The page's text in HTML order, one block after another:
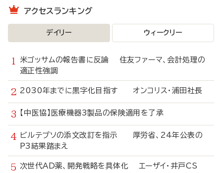
アクセスランキング
デイリー ウィークリー
米ゴッサムの報告書に反論 住友ファーマ、会計処理の
適正性強調
2030年までに黒字化目指す オンコリス・浦田社長
【中医協】医療機器3製品の保険適用を了承
ビルテプソの添文改訂を指示 厚労省、24年公表の
P3結果踏まえ
次世代AD薬、開発戦略を具体化 エーザイ・井戸CS